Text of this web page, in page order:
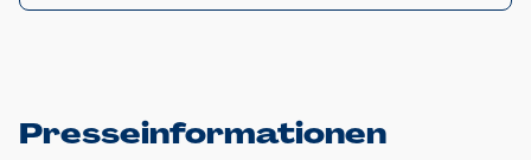
Presseinformationen